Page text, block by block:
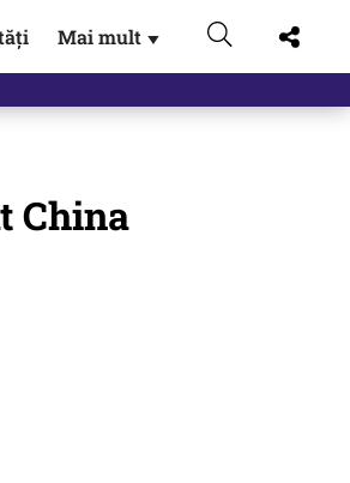
Mai mult ▼
China